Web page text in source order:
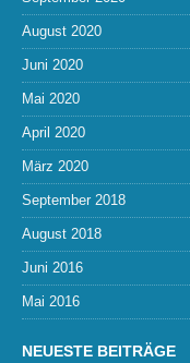
August 2020
Juni 2020
Mai 2020
April 2020
März 2020
September 2018
August 2018
Juni 2016
Mai 2016
NEUESTE BEITRÄGE